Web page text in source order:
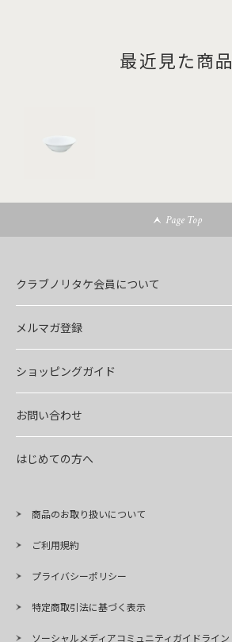
最近見た商品
Page Top
クラブノリタケ会員について
メルマガ登録
ショッピングガイド
お問い合わせ
はじめての方へ
商品のお取り扱いについて
ご利用規約
プライバシーポリシー
特定商取引法に基づく表示
ソーシャルメディアコミュニティガイドライン